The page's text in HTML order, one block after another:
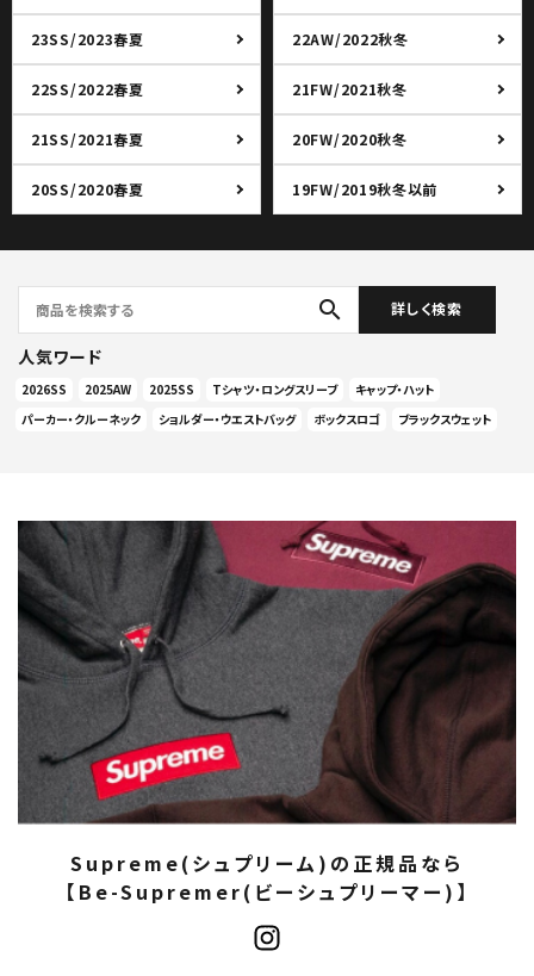
23SS/2023春夏 22AW/2022秋冬
22SS/2022春夏 21FW/2021秋冬
21SS/2021春夏 20FW/2020秋冬
20SS/2020春夏 19FW/2019秋冬以前
search 詳しく検索
人気ワード
2026SS 2025AW 2025SS Tシャツ・ロングスリーブ
キャップ・ハット
パーカー・クルーネック
ショルダー・ウエストバッグ ボックスロゴ ブラックスウェット
Supreme(シュプリーム)の正規品なら
【Be-Supremer(ビーシュプリーマー)】